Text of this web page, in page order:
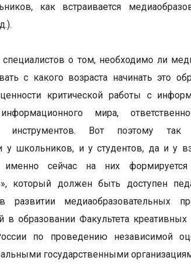
как встраивается
о том, необходимо ли
с какого возраста начинать это
критической работы с
информационного мира,
инструментов. Вот поэтому
у школьников, и у студентов, да и у
именно сейчас на них
который должен быть доступен
медиаобразовательных
в образовании Факультета
по проведению независимой
государственными